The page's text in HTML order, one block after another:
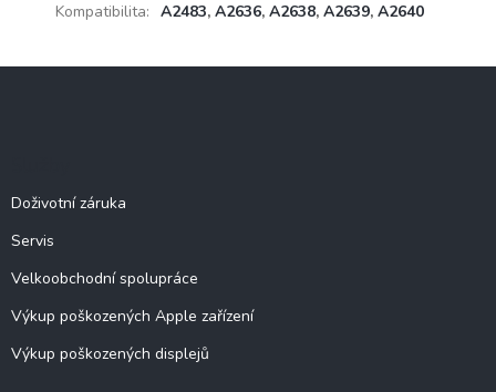
Kompatibilita: A2483, A2636, A2638, A2639, A2640
Doživotní záruka
Servis
Velkoobchodní spolupráce
Výkup poškozených Apple zařízení
Výkup poškozených displejů